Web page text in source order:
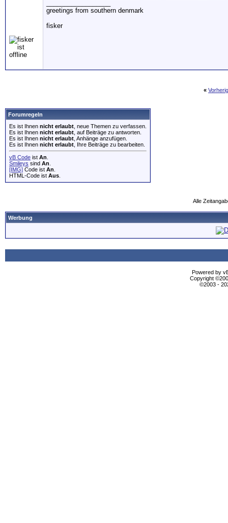
greetings from southern denmark
fisker
«
Forumregeln
Es ist Ihnen nicht erlaubt , neue Themen zu verfassen.
Es ist Ihnen nicht erlaubt , auf Beiträge zu antworten.
Es ist Ihnen nicht erlaubt , Anhänge anzufügen.
Es ist Ihnen nicht erlaubt , Ihre Beiträge zu bearbeiten.
vB Code ist An
Smileys sind An
[IMG] Code ist An
HTML-Code ist Aus
Alle
Werbung
Powered by
Copyright
©2003 -